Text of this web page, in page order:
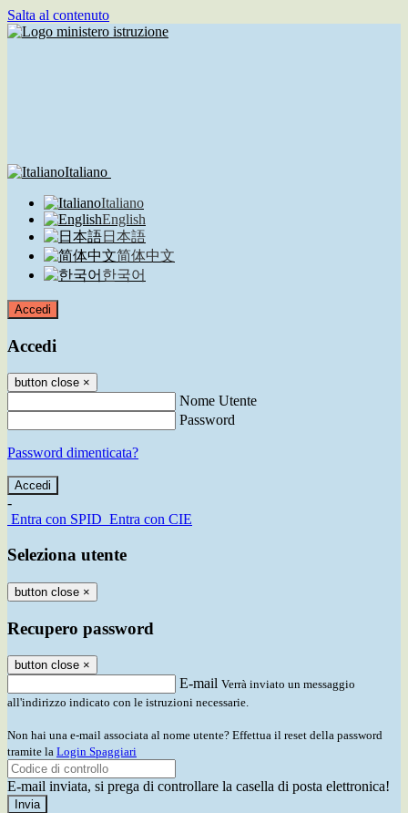
Salta al contenuto
Italiano
Italiano
English
日本語
简体中文
한국어
Accedi
Accedi
button close ×
Nome Utente
Password
Password dimenticata?
-
Entra con SPID Entra con CIE
Seleziona utente
button close ×
Recupero password
button close ×
E-mail Verrà inviato un messaggio
all'indirizzo indicato con le istruzioni necessarie.
Non hai una e-mail associata al nome utente? Effettua il reset della password
tramite la Login Spaggiari
E-mail inviata, si prega di controllare la casella di posta elettronica!